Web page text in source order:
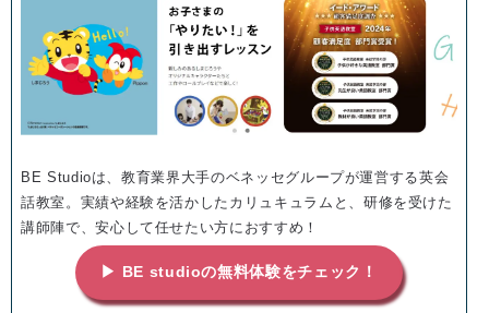
BE Studioは、教育業界大手のベネッセグループが運営する英会
話教室。実績や経験を活かしたカリュキュラムと、研修を受けた
講師陣で、安心して任せたい方におすすめ！
▶ BE studioの無料体験をチェック！